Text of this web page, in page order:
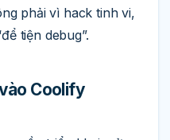
phải vì hack tinh vi,
tiện debug”.
Coolify